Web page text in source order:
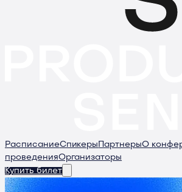
РасписаниеСпикеры ПартнерыО
проведенияОрганизаторы
Купить билет